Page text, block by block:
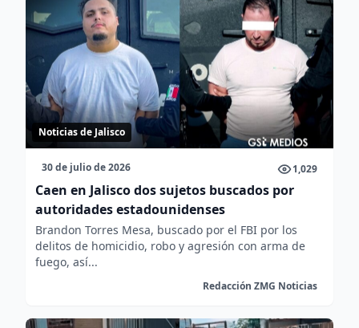
Noticias de Jalisco
30 de julio de 2026 1,029
Caen en Jalisco dos sujetos buscados por
autoridades estadounidenses
Brandon Torres Mesa, buscado por el FBI por los
delitos de homicidio, robo y agresión con arma de
fuego, así...
Redacción ZMG Noticias